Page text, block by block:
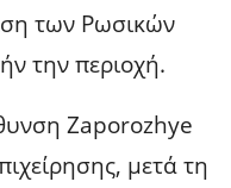
των Ρωσικών
την περιοχή.
Zaporozhye
μετά τη